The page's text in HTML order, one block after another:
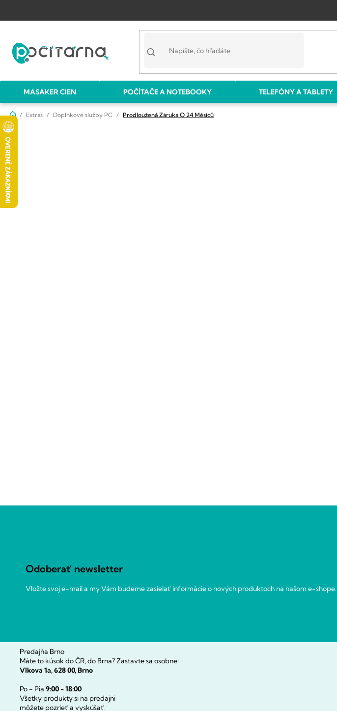
obsah
MASAKER CIEN POČÍTAČE A NOTEBOOKY TELEFÓNY A TABLETY
DomovExtras Doplnkové služby PC Prodloužená Záruka O 24 Měsíců
Odoberať newsletter
Vložte svoj e-mail a my Vám budeme zasielať informácie o nových produktoch na našom e-shope.
Predajňa Brno
Máte to kúsok do ČR, do Brna? Zastavte sa osobne:
Vlkova 1a, 628 00, Brno
Po - Pia 9:00 - 18:00
Všetky produkty si na predajni
môžete pozrieť a vyskúšať.